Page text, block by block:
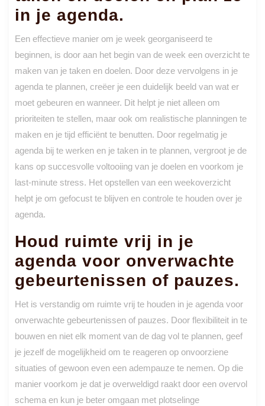
in je agenda.
Een effectieve manier om je week georganiseerd te
beginnen, is door aan het begin van de week een overzicht te
maken van je taken en doelen. Door deze vervolgens in je
agenda te plannen, creëer je een duidelijk beeld van wat er
moet gebeuren en wanneer. Dit helpt je niet alleen om
prioriteiten te stellen, maar ook om realistische planningen te
maken en je tijd efficiënt te benutten. Door regelmatig je
agenda bij te werken en je taken in te plannen, vergroot je de
kans op succesvolle voltooiing van je doelen en voorkom je
last-minute stress. Het opstellen van een weekoverzicht
helpt je om gefocust te blijven en controle te houden over je
agenda.
Houd ruimte vrij in je
agenda voor onverwachte
gebeurtenissen of pauzes.
Het is verstandig om ruimte vrij te houden in je agenda voor
onverwachte gebeurtenissen of pauzes. Door flexibiliteit in te
bouwen en niet elk moment van de dag vol te plannen, geef
je jezelf de mogelijkheid om te reageren op onvoorziene
situaties of gewoon even een adempauze te nemen. Op die
manier voorkom je dat je overweldigd raakt door een overvol
schema en kun je beter omgaan met plotselinge